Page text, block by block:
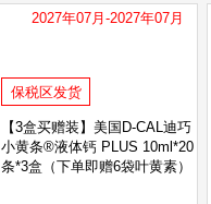
2027年07月-2027年07月
保税区发货
【3盒买赠装】美国D-CAL迪巧
小黄条®液体钙 PLUS 10ml*20
条*3盒（下单即赠6袋叶黄素）